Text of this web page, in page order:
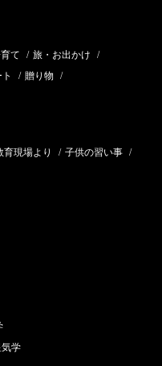
て / 旅・お出かけ /
/ 贈り物 /
育現場より / 子供の習い事 /
学